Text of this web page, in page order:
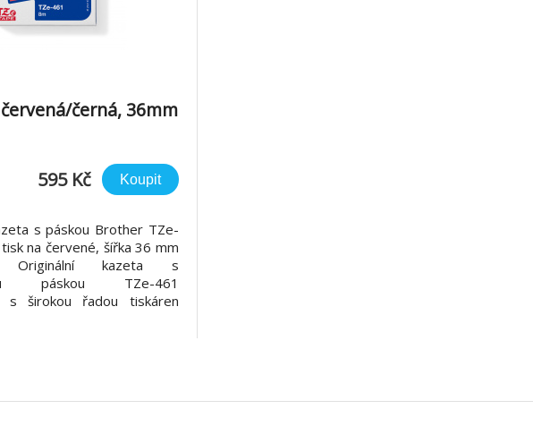
černá, 36mm
595 Kč Koupit
s páskou Brother TZe-
na červené, šířka 36 mm
Originální kazeta s
páskou TZe-461
s širokou řadou tiskáren